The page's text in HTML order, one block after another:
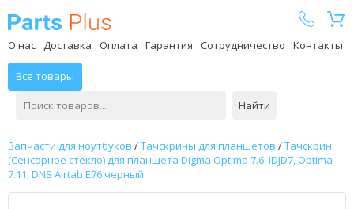
О нас Доставка Оплата Гарантия Сотрудничество Контакты
Все товары
Найти
Запчасти для ноутбуков /Тачскрины для планшетов /Тачскрин
(Сенсорное стекло) для планшета Digma Optima 7.6, IDJD7, Optima
7.11, DNS Airtab E76 черный